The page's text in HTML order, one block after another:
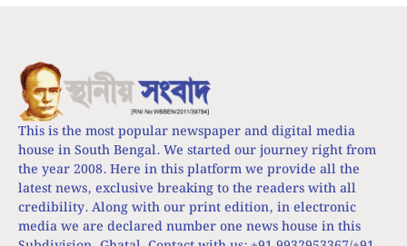
This is the most popular newspaper and digital media
house in South Bengal. We started our journey right from
the year 2008. Here in this platform we provide all the
latest news, exclusive breaking to the readers with all
credibility. Along with our print edition, in electronic
media we are declared number one news house in this